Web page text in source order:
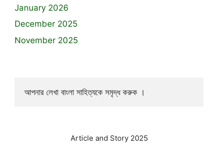
January 2026
December 2025
November 2025
আপনার লেখা বাংলা সাহিত্যকে সমৃদ্ধ করুক ।
Article and Story 2025